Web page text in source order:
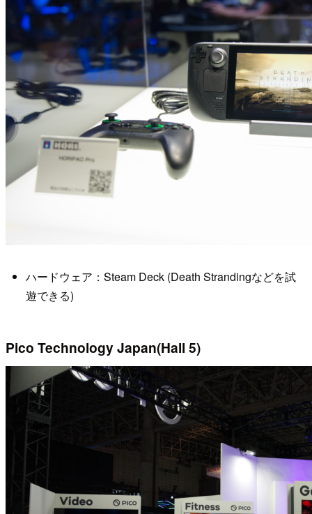
ハードウェア：Steam Deck (Death Strandingなどを試
遊できる)
Pico Technology Japan(Hall 5)